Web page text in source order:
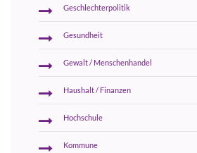
Geschlechterpolitik
Gesundheit
Gewalt / Menschenhandel
Haushalt / Finanzen
Hochschule
Kommune